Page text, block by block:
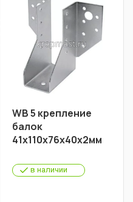
WB 5 крепление
балок
41х110х76х40х2мм
в наличии